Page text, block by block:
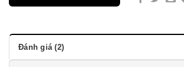
Đánh giá (2)